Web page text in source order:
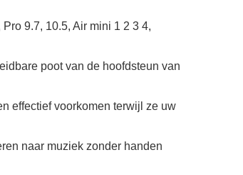
9.7, 10.5, Air mini 1 2 3 4,
poot van de hoofdsteun van
effectief voorkomen terwijl ze uw
naar muziek zonder handen